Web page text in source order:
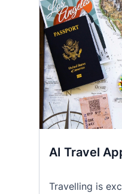
AI Travel
Travelling is